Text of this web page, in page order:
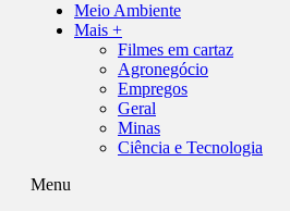
Meio Ambiente
Mais +
Filmes em cartaz
Agronegócio
Empregos
Geral
Minas
Ciência e Tecnologia
Menu